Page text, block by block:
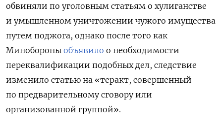
обвиняли по уголовным статьям о хулиганстве
и умышленном уничтожении чужого имущества
путем поджога, однако после того как
Минобороны объявило о необходимости
переквалификации подобных дел, следствие
изменило статью на «теракт, совершенный
по предварительному сговору или
организованной группой».